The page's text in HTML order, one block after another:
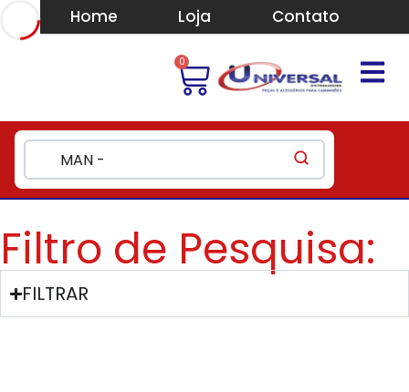
Home Loja Contato
0
Filtro de Pesquisa:
FILTRAR